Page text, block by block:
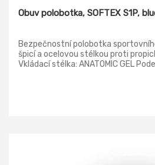
Obuv polobotka, SOFTEX S1P,
Bezpečnostní polobotka
špicí a ocelovou stélkou proti
Vkládací stélka: ANATOMIC GEL